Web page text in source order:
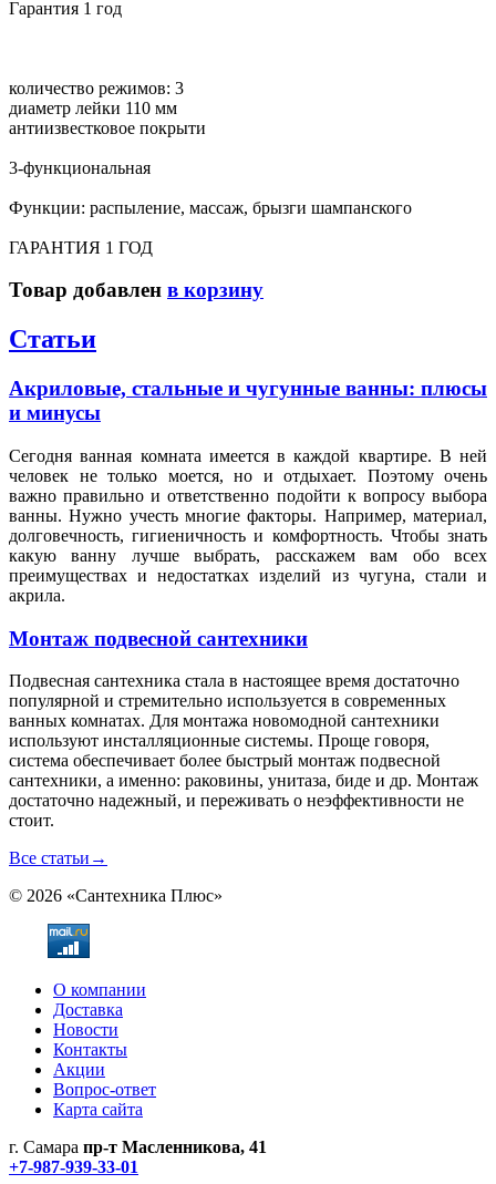
Гарантия 1 год
количество режимов: 3
диаметр лейки 110 мм
антиизвестковое покрыти
3-функциональная
Функции: распыление, массаж, брызги шампанского
ГАРАНТИЯ 1 ГОД
Товар добавлен в корзину
Статьи
Акриловые, стальные и чугунные ванны: плюсы
и минусы
Сегодня ванная комната имеется в каждой квартире. В ней
человек не только моется, но и отдыхает. Поэтому очень
важно правильно и ответственно подойти к вопросу выбора
ванны. Нужно учесть многие факторы. Например, материал,
долговечность, гигиеничность и комфортность. Чтобы знать
какую ванну лучше выбрать, расскажем вам обо всех
преимуществах и недостатках изделий из чугуна, стали и
акрила.
Монтаж подвесной сантехники
Подвесная сантехника стала в настоящее время достаточно
популярной и стремительно используется в современных
ванных комнатах. Для монтажа новомодной сантехники
используют инсталляционные системы. Проще говоря,
система обеспечивает более быстрый монтаж подвесной
сантехники, а именно: раковины, унитаза, биде и др. Монтаж
достаточно надежный, и переживать о неэффективности не
стоит.
Все статьи →
© 2026 «Сантехника Плюс»
О компании
Доставка
Новости
Контакты
Акции
Вопрос-ответ
Карта сайта
г. Самара пр-т Масленникова, 41
+7-987-939-33-01